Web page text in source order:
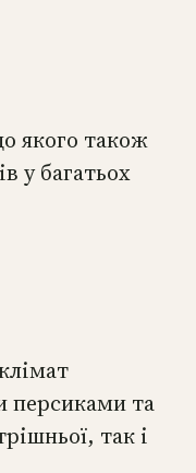
якого також
у багатьох
персиками та
так і